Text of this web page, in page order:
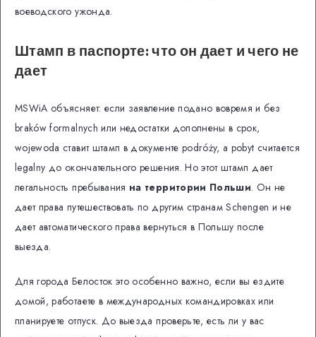
воеводского ужонда.
Штамп в паспорте: что он дает и чего не
дает
MSWiA объясняет: если заявление подано вовремя и без
braków formalnych или недостатки дополнены в срок,
wojewoda ставит штамп в документе podróży, а pobyt считается
legalny до окончательного решения. Но этот штамп дает
легальность пребывания на территории Польши. Он не
дает права путешествовать по другим странам Schengen и не
дает автоматического права вернуться в Польшу после
выезда.
Для города Белосток это особенно важно, если вы ездите
домой, работаете в международных командировках или
планируете отпуск. До выезда проверьте, есть ли у вас